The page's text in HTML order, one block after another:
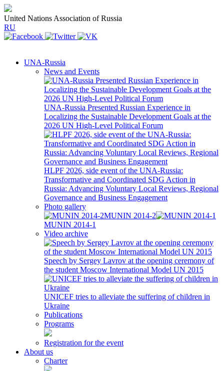
United Nations Association of Russia
RU
UNA-Russia
News and Events
UNA-Russia Presented Russian Experience in
Localizing the Sustainable Development Goals at the
2026 UN High-Level Political Forum
HLPF 2026, side event of the UNA-Russia:
Transformative and Coordinated SDG Action in
Russia: Advancing Voluntary Local Reviews, Regional
Governance and Business Engagement
Photo gallery
MUNIN 2014-2
MUNIN 2014-1
Video archive
Speech by Sergey Lavrov at the opening ceremony of
the student Moscow International Model UN 2015
UNICEF tries to alleviate the suffering of children in
Ukraine
Publications
Programs
Registration for the event
About us
Charter